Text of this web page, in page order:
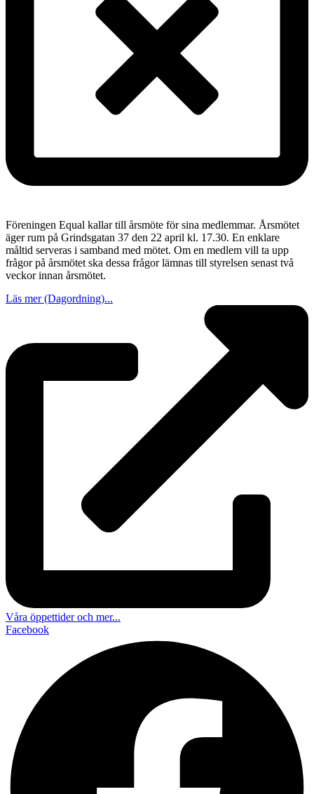
Föreningen Equal kallar till årsmöte för sina medlemmar. Årsmötet
äger rum på Grindsgatan 37 den 22 april kl. 17.30. En enklare
måltid serveras i samband med mötet. Om en medlem vill ta upp
frågor på årsmötet ska dessa frågor lämnas till styrelsen senast två
veckor innan årsmötet.
Läs mer (Dagordning)...
Våra öppettider och mer...
Facebook